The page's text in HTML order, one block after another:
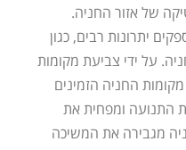
של אזור החניה.
יתרונות רבים, כגון
על ידי צביעת מקומות
החניה הזמינים
התנועה ומפחית את
מגבירה את המשיכה